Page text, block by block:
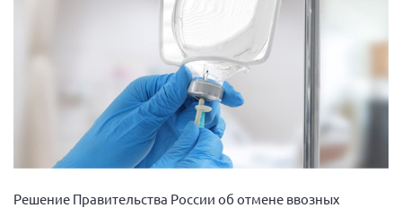
Президент Власов Я.В.
Первый вице-президент Кичигина Н. Ф.
Генеральный директор Матвиевская О.В.
Вице-президент Зрячева Н.В.
Вице-президент Шишлянников Ф.В.
Информационная служба
Отдел международных отношений
Решение Правительства России об отмене ввозных